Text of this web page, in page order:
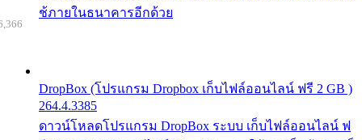
ช้ภายในธนาคารอีกด้วย
DropBox (โปรแกรม Dropbox เก็บไฟล์ออนไลน์ ฟรี 2 GB )
264.4.3385
ดาวน์โหลดโปรแกรม DropBox ระบบ เก็บไฟล์ออนไลน์ ฟ